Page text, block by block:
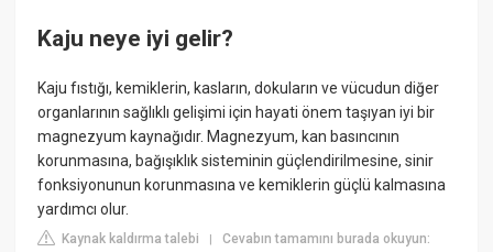
Kaju neye iyi gelir?
Kaju fıstığı, kemiklerin, kasların, dokuların ve vücudun diğer
organlarının sağlıklı gelişimi için hayati önem taşıyan iyi bir
magnezyum kaynağıdır. Magnezyum, kan basıncının
korunmasına, bağışıklık sisteminin güçlendirilmesine, sinir
fonksiyonunun korunmasına ve kemiklerin güçlü kalmasına
yardımcı olur.
Kaynak kaldırma talebi |Cevabın tamamını burada okuyun: